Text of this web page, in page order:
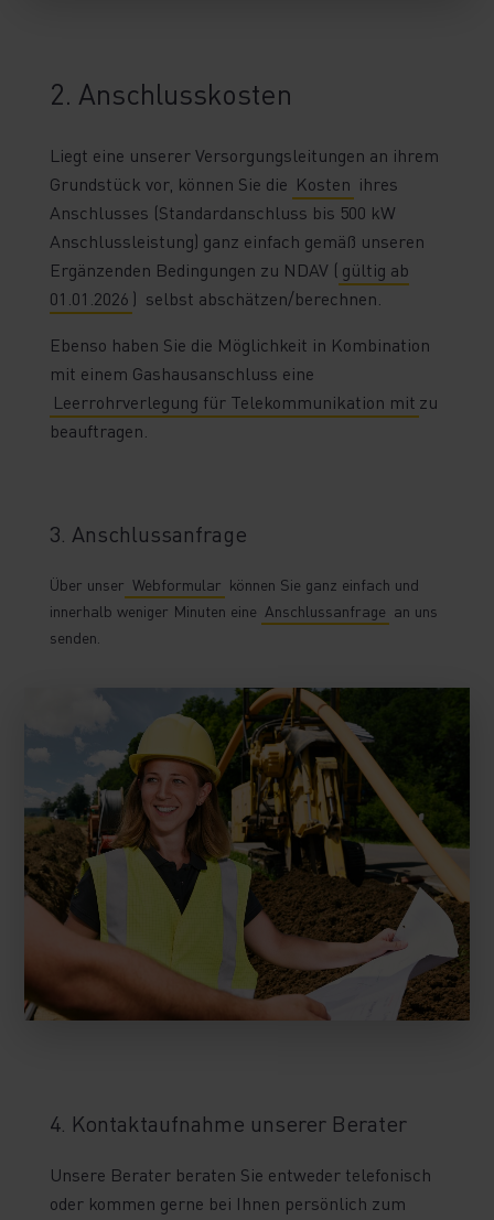
2. Anschlusskosten
Liegt eine unserer Versorgungsleitungen an ihrem
Grundstück vor, können Sie die Kosten ihres
Anschlusses (Standardanschluss bis 500 kW
Anschlussleistung) ganz einfach gemäß unseren
Ergänzenden Bedingungen zu NDAV ( gültig ab
01.01.2026 ) selbst abschätzen/berechnen.
Ebenso haben Sie die Möglichkeit in Kombination
mit einem Gashausanschluss eine
Leerrohrverlegung für Telekommunikation mit zu
beauftragen.
3. Anschlussanfrage
Über unser Webformular können Sie ganz einfach und
innerhalb weniger Minuten eine Anschlussanfrage an uns
senden.
4. Kontaktaufnahme unserer Berater
Unsere Berater beraten Sie entweder telefonisch
oder kommen gerne bei Ihnen persönlich zum